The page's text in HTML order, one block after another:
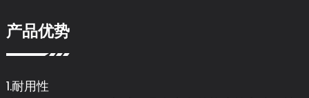
产品优势
1.耐用性